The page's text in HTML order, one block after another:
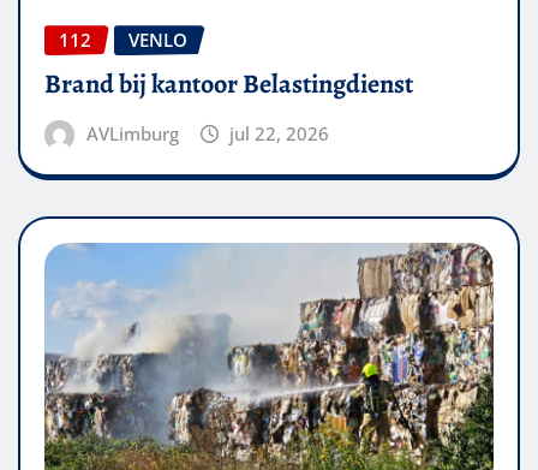
112 VENLO
Brand bij kantoor Belastingdienst
AVLimburg jul 22, 2026